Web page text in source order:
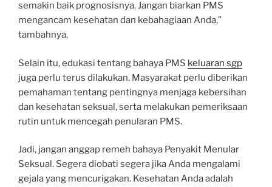
semakin baik prognosisnya. Jangan biarkan PMS
mengancam kesehatan dan kebahagiaan Anda,”
tambahnya.
Selain itu, edukasi tentang bahaya PMS keluaran sgp
juga perlu terus dilakukan. Masyarakat perlu diberikan
pemahaman tentang pentingnya menjaga kebersihan
dan kesehatan seksual, serta melakukan pemeriksaan
rutin untuk mencegah penularan PMS.
Jadi, jangan anggap remeh bahaya Penyakit Menular
Seksual. Segera diobati segera jika Anda mengalami
gejala yang mencurigakan. Kesehatan Anda adalah